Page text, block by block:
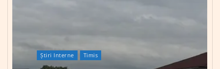
Știri Interne Timis